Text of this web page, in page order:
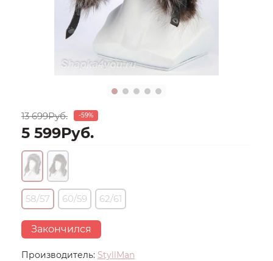
Производитель: StyllMan
13 699Руб. -59%
5 599Руб.
58/57 60/59 62/61
Закончился